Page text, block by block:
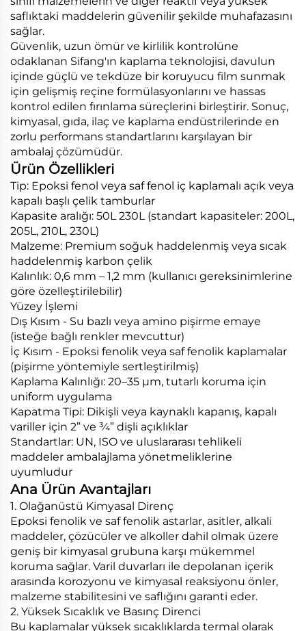
saflıktaki maddelerin güvenilir şekilde muhafazasını
sağlar.
Güvenlik, uzun ömür ve kirlilik kontrolüne
odaklanan Sifang'ın kaplama teknolojisi, davulun
içinde güçlü ve tekdüze bir koruyucu film sunmak
için gelişmiş reçine formülasyonlarını ve hassas
kontrol edilen fırınlama süreçlerini birleştirir. Sonuç,
kimyasal, gıda, ilaç ve kaplama endüstrilerinde en
zorlu performans standartlarını karşılayan bir
ambalaj çözümüdür.
Ürün Özellikleri
Tip: Epoksi fenol veya saf fenol iç kaplamalı açık veya
kapalı başlı çelik tamburlar
Kapasite aralığı: 50L 230L (standart kapasiteler: 200L,
205L, 210L, 230L)
Malzeme: Premium soğuk haddelenmiş veya sıcak
haddelenmiş karbon çelik
Kalınlık: 0,6 mm – 1,2 mm (kullanıcı gereksinimlerine
göre özelleştirilebilir)
Yüzey İşlemi
Dış Kısım - Su bazlı veya amino pişirme emaye
(isteğe bağlı renkler mevcuttur)
İç Kısım - Epoksi fenolik veya saf fenolik kaplamalar
(pişirme yöntemiyle sertleştirilmiş)
Kaplama Kalınlığı: 20–35 μm, tutarlı koruma için
uniform uygulama
Kapatma Tipi: Dikişli veya kaynaklı kapanış, kapalı
variller için 2” ve ¾” dişli açıklıklar
Standartlar: UN, ISO ve uluslararası tehlikeli
maddeler ambalajlama yönetmeliklerine
uyumludur
Ana Ürün Avantajları
1. Olağanüstü Kimyasal Direnç
Epoksi fenolik ve saf fenolik astarlar, asitler, alkali
maddeler, çözücüler ve alkoller dahil olmak üzere
geniş bir kimyasal grubuna karşı mükemmel
koruma sağlar. Varil duvarları ile depolanan içerik
arasında korozyonu ve kimyasal reaksiyonu önler,
malzeme stabilitesini ve saflığını garanti eder.
2. Yüksek Sıcaklık ve Basınç Direnci
Bu kaplamalar yüksek sıcaklıklarda termal olarak